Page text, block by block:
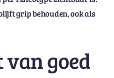
grip behouden, ook als
van goed